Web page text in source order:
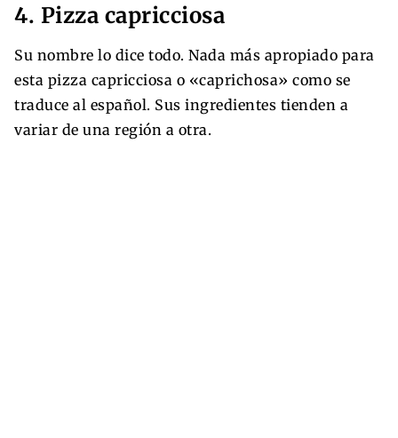
4. Pizza capricciosa
Su nombre lo dice todo. Nada más apropiado para
esta pizza capricciosa o «caprichosa» como se
traduce al español. Sus ingredientes tienden a
variar de una región a otra.